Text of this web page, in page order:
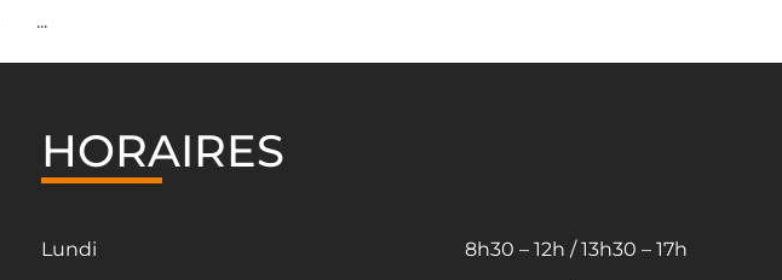
...
HORAIRES
Lundi 8h30 – 12h / 13h30 – 17h